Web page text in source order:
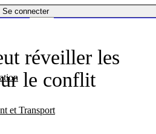
Se connecter
et Transport
réveiller les
le conflit